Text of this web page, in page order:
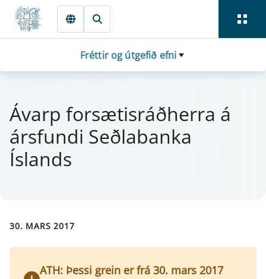
Fara beint í Meginmál
Fréttir og útgefið efni
Ávarp for­sæt­is­ráðherra á
árs­fundi Seðlabanka
Íslands
30. MARS 2017
ATH: Þessi grein er frá 30. mars 2017